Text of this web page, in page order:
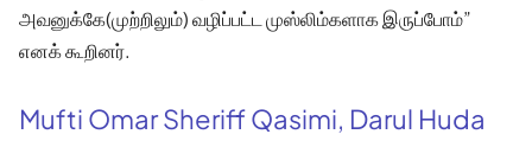
அவனுக்கே(முற்றிலும்) வழிப்பட்ட முஸ்லிம்களாக இருப்போம்”
எனக் கூறினர்.
Mufti Omar Sheriff Qasimi, Darul Huda